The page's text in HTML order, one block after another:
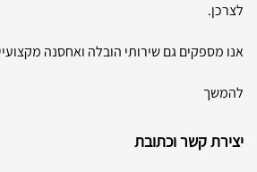
לצרכן.
אנו מספקים גם שירותי הובלה ואחסנה
להמשך
יצירת קשר וכתובת